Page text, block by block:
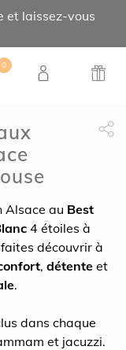
et laissez-vous
0
au panier
Alsace au Best
4 étoiles à
découvrir à
, détente et
.
dans chaque
et jacuzzi.